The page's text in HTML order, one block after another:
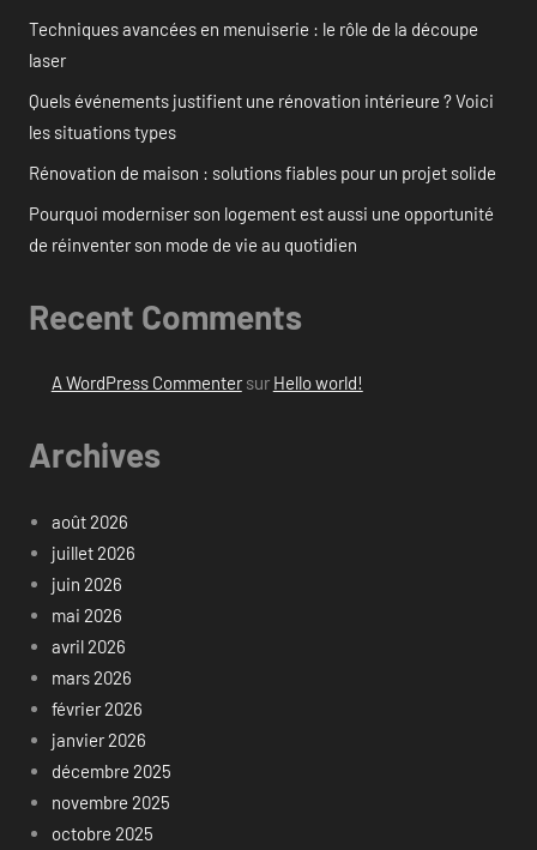
Techniques avancées en menuiserie : le rôle de la découpe
laser
Quels événements justifient une rénovation intérieure ? Voici
les situations types
Rénovation de maison : solutions fiables pour un projet solide
Pourquoi moderniser son logement est aussi une opportunité
de réinventer son mode de vie au quotidien
Recent Comments
A WordPress Commentersur Hello world!
Archives
août 2026
juillet 2026
juin 2026
mai 2026
avril 2026
mars 2026
février 2026
janvier 2026
décembre 2025
novembre 2025
octobre 2025